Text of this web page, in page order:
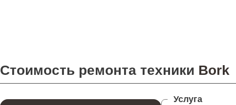
Стоимость ремонта техники Bork
Услуга